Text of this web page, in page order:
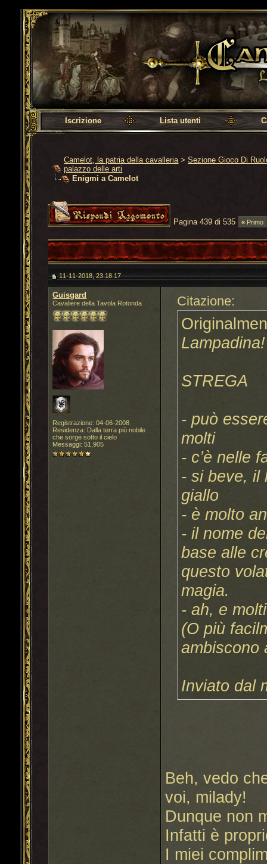
Camelot, la patria della cavalleria
Iscrizione Lista utenti
Camelot, la patria della cavalleria >Sezione Gioco Di
palazzo delle arti
Enigmi a Camelot
Pagina 439 di 535 « Primo
11-11-2018, 23.18.17
Guisgard
Cavaliere della Tavola Rotonda
Registrazione: 04-06-2008
Residenza: Dalla terra più nobile
che sorge sotto il cielo
Messaggi: 51,905
Citazione:
Lampadina!
STREGA
- può
molti
- c’è nelle
- si beve, il
giallo
- è molto
- il nome
base alle
questo
magia.
- ah, e
(O più
ambiscono
Inviato dal
Beh, vedo
voi, milady!
Dunque non
Infatti è
I miei